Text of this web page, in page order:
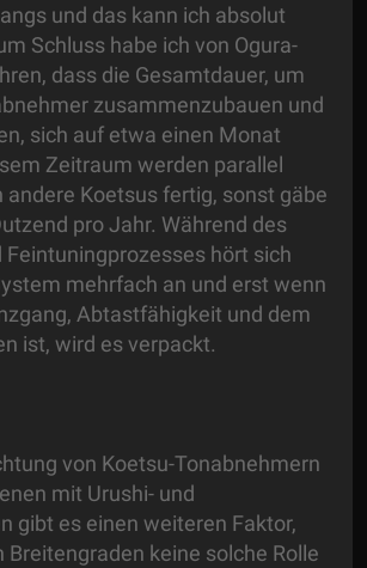
und das kann ich absolut
Schluss habe ich von Ogura-
dass die Gesamtdauer, um
zusammenzubauen und
sich auf etwa einen Monat
Zeitraum werden parallel
andere Koetsus fertig, sonst gäbe
pro Jahr. Während des
Feintuningprozesses hört sich
mehrfach an und erst wenn
Abtastfähigkeit und dem
ist, wird es verpackt.
von Koetsu-Tonabnehmern
mit Urushi- und
gibt es einen weiteren Faktor,
Breitengraden keine solche Rolle